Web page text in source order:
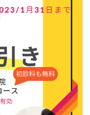
1月も終わり、来週の
キ […]